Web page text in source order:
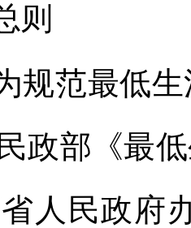
则
规范最低生
政部《最
人民政府